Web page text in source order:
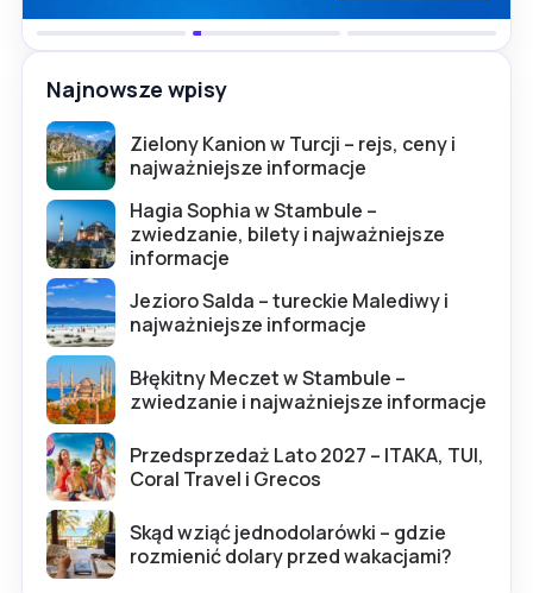
Najnowsze wpisy
Zielony Kanion w Turcji – rejs, ceny i
najważniejsze informacje
Hagia Sophia w Stambule –
zwiedzanie, bilety i najważniejsze
informacje
Jezioro Salda – tureckie Malediwy i
najważniejsze informacje
Błękitny Meczet w Stambule –
zwiedzanie i najważniejsze informacje
Przedsprzedaż Lato 2027 – ITAKA, TUI,
Coral Travel i Grecos
Skąd wziąć jednodolarówki – gdzie
rozmienić dolary przed wakacjami?